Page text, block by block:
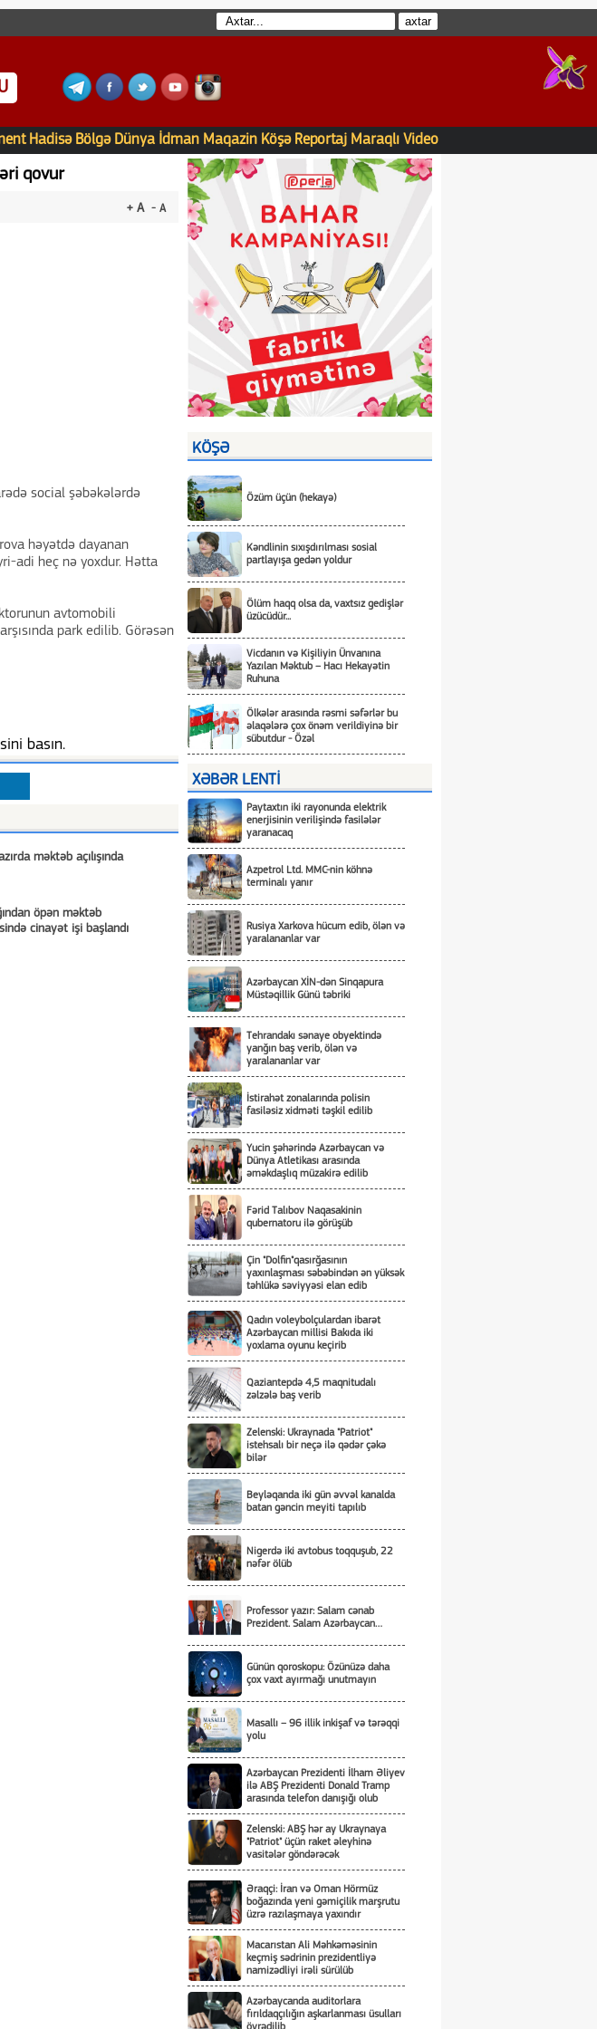
Hadisə Bölgə Dünya İdman Maqazin Köşə Reportaj Maraqlı Video
qovur
+ A - A
social şəbəkələrdə
həyətdə dayanan
adi heç nə yoxdur. Hətta
avtomobili
park edilib. Görəsən
basın.
məktəb açılışında
öpən məktəb
cinayət işi başlandı
KÖŞƏ
Özüm üçün (hekayə)
Kəndlinin sıxışdırılması sosial
partlayışa gedən yoldur
Ölüm haqq olsa da, vaxtsız gedişlər
üzücüdür...
Vicdanın və Kişiliyin Ünvanına
Yazılan Məktub – Hacı Hekayətin
Ruhuna
Ölkələr arasında rəsmi səfərlər bu
əlaqələrə çox önəm verildiyinə bir
sübutdur - Özəl
XƏBƏR LENTİ
Paytaxtın iki rayonunda elektrik
enerjisinin verilişində fasilələr
yaranacaq
Azpetrol Ltd. MMC-nin köhnə
terminalı yanır
Rusiya Xarkova hücum edib, ölən və
yaralananlar var
Azərbaycan XİN-dən Sinqapura
Müstəqillik Günü təbriki
Tehrandakı sənaye obyektində
yanğın baş verib, ölən və
yaralananlar var
İstirahət zonalarında polisin
fasiləsiz xidməti təşkil edilib
Yucin şəhərində Azərbaycan və
Dünya Atletikası arasında
əməkdaşlıq müzakirə edilib
Fərid Talıbov Naqasakinin
qubernatoru ilə görüşüb
Çin "Dolfin"qasırğasının
yaxınlaşması səbəbindən ən yüksək
təhlükə səviyyəsi elan edib
Qadın voleybolçulardan ibarət
Azərbaycan millisi Bakıda iki
yoxlama oyunu keçirib
Qaziantepdə 4,5 maqnitudalı
zəlzələ baş verib
Zelenski: Ukraynada "Patriot"
istehsalı bir neçə ilə qədər çəkə
bilər
Beyləqanda iki gün əvvəl kanalda
batan gəncin meyiti tapılıb
Nigerdə iki avtobus toqquşub, 22
nəfər ölüb
Professor yazır: Salam cənab
Prezident. Salam Azərbaycan…
Günün qoroskopu: Özünüzə daha
çox vaxt ayırmağı unutmayın
Masallı – 96 illik inkişaf və tərəqqi
yolu
Azərbaycan Prezidenti İlham Əliyev
ilə ABŞ Prezidenti Donald Tramp
arasında telefon danışığı olub
Zelenski: ABŞ hər ay Ukraynaya
"Patriot" üçün raket əleyhinə
vasitələr göndərəcək
Əraqçi: İran və Oman Hörmüz
boğazında yeni gəmiçilik marşrutu
üzrə razılaşmaya yaxındır
Macarıstan Ali Məhkəməsinin
keçmiş sədrinin prezidentliyə
namizədliyi irəli sürülüb
Azərbaycanda auditorlara
fırıldaqçılığın aşkarlanması üsulları